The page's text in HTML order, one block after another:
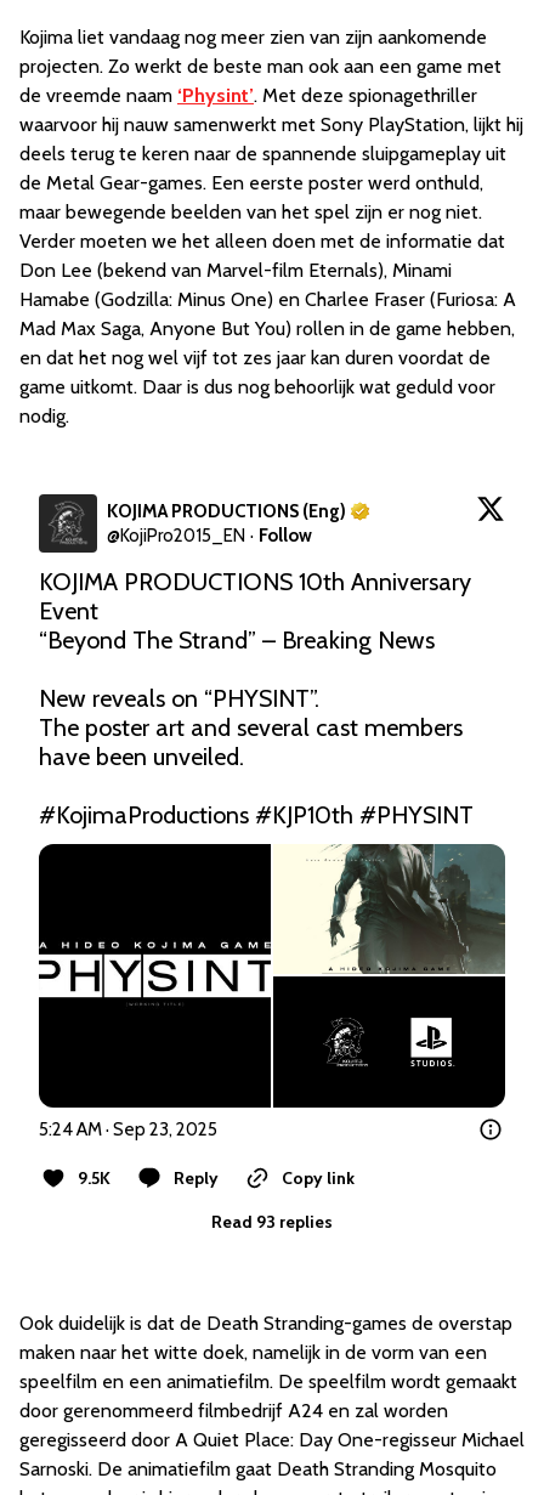
Kojima liet vandaag nog meer zien van zijn aankomende
projecten. Zo werkt de beste man ook aan een game met
de vreemde naam ‘Physint’. Met deze spionagethriller
waarvoor hij nauw samenwerkt met Sony PlayStation, lijkt hij
deels terug te keren naar de spannende sluipgameplay uit
de Metal Gear-games. Een eerste poster werd onthuld,
maar bewegende beelden van het spel zijn er nog niet.
Verder moeten we het alleen doen met de informatie dat
Don Lee (bekend van Marvel-film Eternals), Minami
Hamabe (Godzilla: Minus One) en Charlee Fraser (Furiosa: A
Mad Max Saga, Anyone But You) rollen in de game hebben,
en dat het nog wel vijf tot zes jaar kan duren voordat de
game uitkomt. Daar is dus nog behoorlijk wat geduld voor
nodig.
KOJIMA PRODUCTIONS (Eng)
@KojiPro2015_EN · Follow
KOJIMA PRODUCTIONS 10th Anniversary
Event
“Beyond The Strand” – Breaking News
New reveals on “PHYSINT”.
The poster art and several cast members
have been unveiled.
#KojimaProductions #KJP10th #PHYSINT
5:24 AM · Sep 23, 2025
9.5K Reply
Copy link
Read 93 replies
Ook duidelijk is dat de Death Stranding-games de overstap
maken naar het witte doek, namelijk in de vorm van een
speelfilm en een animatiefilm. De speelfilm wordt gemaakt
door gerenommeerd filmbedrijf A24 en zal worden
geregisseerd door A Quiet Place: Day One-regisseur Michael
Sarnoski. De animatiefilm gaat Death Stranding Mosquito